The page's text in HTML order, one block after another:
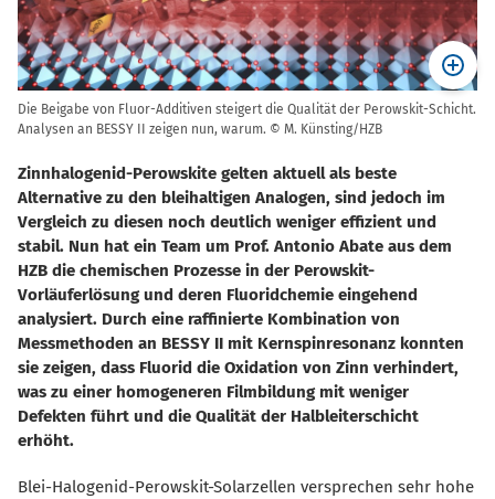
Die Beigabe von Fluor-Additiven steigert die Qualität der Perowskit-Schicht.
Analysen an BESSY II zeigen nun, warum. © M. Künsting/HZB
Zinnhalogenid-Perowskite gelten aktuell als beste
Alternative zu den bleihaltigen Analogen, sind jedoch im
Vergleich zu diesen noch deutlich weniger effizient und
stabil. Nun hat ein Team um Prof. Antonio Abate aus dem
HZB die chemischen Prozesse in der Perowskit-
Vorläuferlösung und deren Fluoridchemie eingehend
analysiert. Durch eine raffinierte Kombination von
Messmethoden an BESSY II mit Kernspinresonanz konnten
sie zeigen, dass Fluorid die Oxidation von Zinn verhindert,
was zu einer homogeneren Filmbildung mit weniger
Defekten führt und die Qualität der Halbleiterschicht
erhöht.
Blei-Halogenid-Perowskit-Solarzellen versprechen sehr hohe